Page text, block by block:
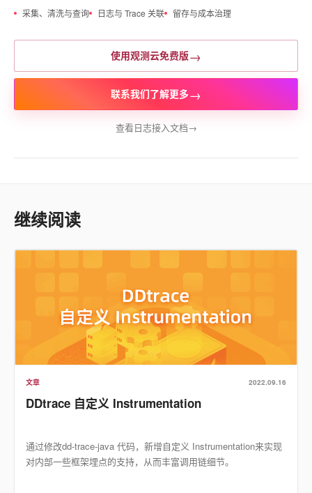
采集、清洗与查询 日志与 Trace 关联 留存与成本治理
使用观测云免费版→
联系我们了解更多→
查看日志接入文档→
继续阅读
文章 2022.09.16
DDtrace 自定义 Instrumentation
通过修改dd-trace-java 代码，新增自定义 Instrumentation来实现
对内部一些框架埋点的支持，从而丰富调用链细节。